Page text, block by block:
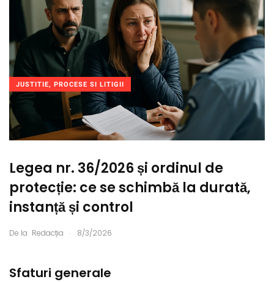
JUSTITIE, PROCESE SI LITIGII
Legea nr. 36/2026 și ordinul de
protecție: ce se schimbă la durată,
instanță și control
De la Redacția . 8/3/2026
Sfaturi generale